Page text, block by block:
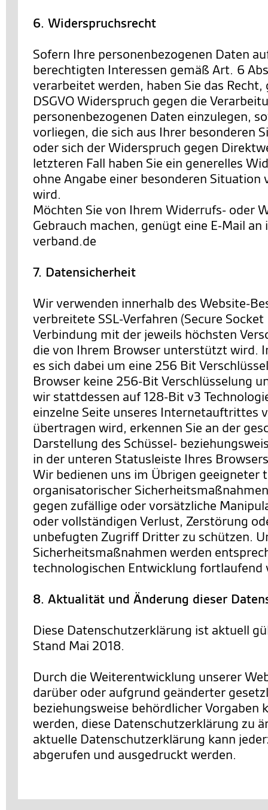
6. Widerspruchsrecht
Sofern Ihre personenbezogenen Daten
berechtigten Interessen gemäß Art. 6
verarbeitet werden, haben Sie das Recht,
DSGVO Widerspruch gegen die
personenbezogenen Daten einzulegen,
vorliegen, die sich aus Ihrer besonderen
oder sich der Widerspruch gegen
letzteren Fall haben Sie ein generelles
ohne Angabe einer besonderen Situation
wird.
Möchten Sie von Ihrem Widerrufs- oder
Gebrauch machen, genügt eine E-Mail an
verband.de
7. Datensicherheit
Wir verwenden innerhalb des Website-
verbreitete SSL-Verfahren (Secure Socket
Verbindung mit der jeweils höchsten
die von Ihrem Browser unterstützt wird.
es sich dabei um eine 256 Bit
Browser keine 256-Bit Verschlüsselung
wir stattdessen auf 128-Bit v3
einzelne Seite unseres Internetauftrittes
übertragen wird, erkennen Sie an der
Darstellung des Schüssel-
in der unteren Statusleiste Ihres
Wir bedienen uns im Übrigen geeigneter
organisatorischer
gegen zufällige oder vorsätzliche
oder vollständigen Verlust, Zerstörung
unbefugten Zugriff Dritter zu schützen.
Sicherheitsmaßnahmen werden
technologischen Entwicklung fortlaufend
8. Aktualität und Änderung dieser
Diese Datenschutzerklärung ist aktuell
Stand Mai 2018.
Durch die Weiterentwicklung unserer
darüber oder aufgrund geänderter
beziehungsweise behördlicher Vorgaben
werden, diese Datenschutzerklärung zu
aktuelle Datenschutzerklärung kann
abgerufen und ausgedruckt werden.